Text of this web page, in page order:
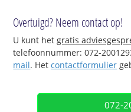
Overtuigd? Neem contact op!
U kunt hetgratis
telefoonnummer: 072-
mail. Hetcontactformulier
072-